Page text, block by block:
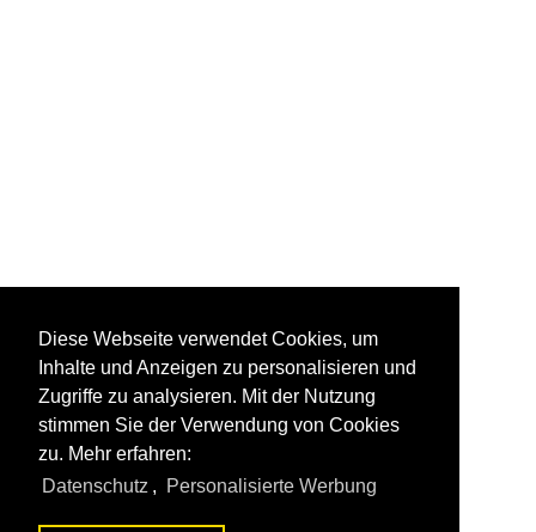
Diese Webseite verwendet Cookies, um
Inhalte und Anzeigen zu personalisieren und
Zugriffe zu analysieren. Mit der Nutzung
stimmen Sie der Verwendung von Cookies
zu. Mehr erfahren:
Datenschutz , Personalisierte Werbung